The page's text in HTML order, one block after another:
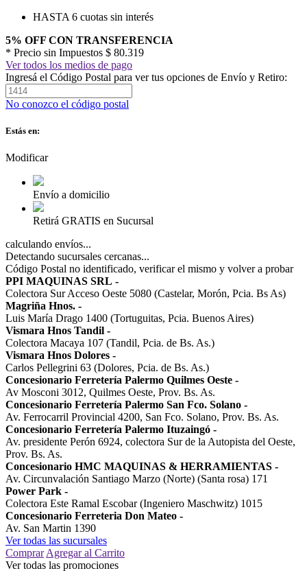
HASTA 6 cuotas sin interés
5% OFF CON TRANSFERENCIA
* Precio sin Impuestos $ 80.319
Ver todos los medios de pago
Ingresá el Código Postal para ver tus opciones de Envío y Retiro:
No conozco el código postal
Estás en:
Modificar
Envío a domicilio
Retirá GRATIS en Sucursal
calculando envíos...
Detectando sucursales cercanas...
Código Postal no identificado, verificar el mismo y volver a probar
PPI MAQUINAS SRL -
Colectora Sur Acceso Oeste 5080 (Castelar, Morón, Pcia. Bs As)
Magriña Hnos. -
Luis María Drago 1400 (Tortuguitas, Pcia. Buenos Aires)
Vismara Hnos Tandil -
Colectora Macaya 107 (Tandil, Pcia. de Bs. As.)
Vismara Hnos Dolores -
Carlos Pellegrini 63 (Dolores, Pcia. de Bs. As.)
Concesionario Ferretería Palermo Quilmes Oeste -
Av Mosconi 3012, Quilmes Oeste, Prov. Bs. As.
Concesionario Ferretería Palermo San Fco. Solano -
Av. Ferrocarril Provincial 4200, San Fco. Solano, Prov. Bs. As.
Concesionario Ferretería Palermo Ituzaingó -
Av. presidente Perón 6924, colectora Sur de la Autopista del Oeste,
Prov. Bs. As.
Concesionario HMC MAQUINAS & HERRAMIENTAS -
Av. Circunvalación Santiago Marzo (Norte) (Santa rosa) 171
Power Park -
Colectora Este Ramal Escobar (Ingeniero Maschwitz) 1015
Concesionario Ferreteria Don Mateo -
Av. San Martin 1390
Ver todas las sucursales
Comprar Agregar al Carrito
Ver todas las promociones